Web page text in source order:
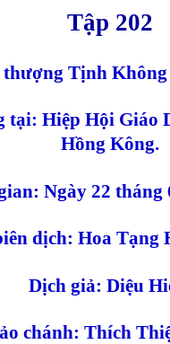
Tập 202
thượng Tịnh Không
tại: Hiệp Hội Giáo
Hồng Kông.
Ngày 22 tháng
dịch: Hoa Tạng
Dịch giả: Diệu
chánh: Thích